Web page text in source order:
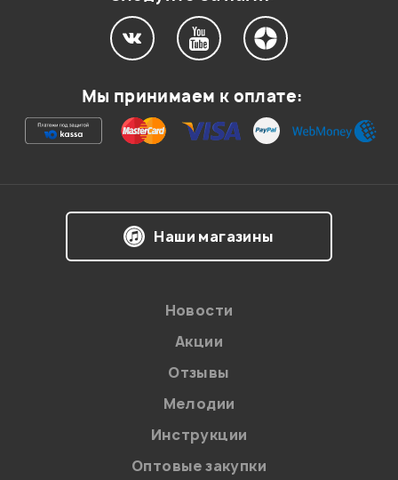
Ваша оценка:
на обработку персональных данных в
Политикой в отношении обработки
персональных данных.
Мы принимаем к оплате:
Наши магазины
Новости
Акции
Отзывы
Мелодии
Инструкции
Оптовые закупки